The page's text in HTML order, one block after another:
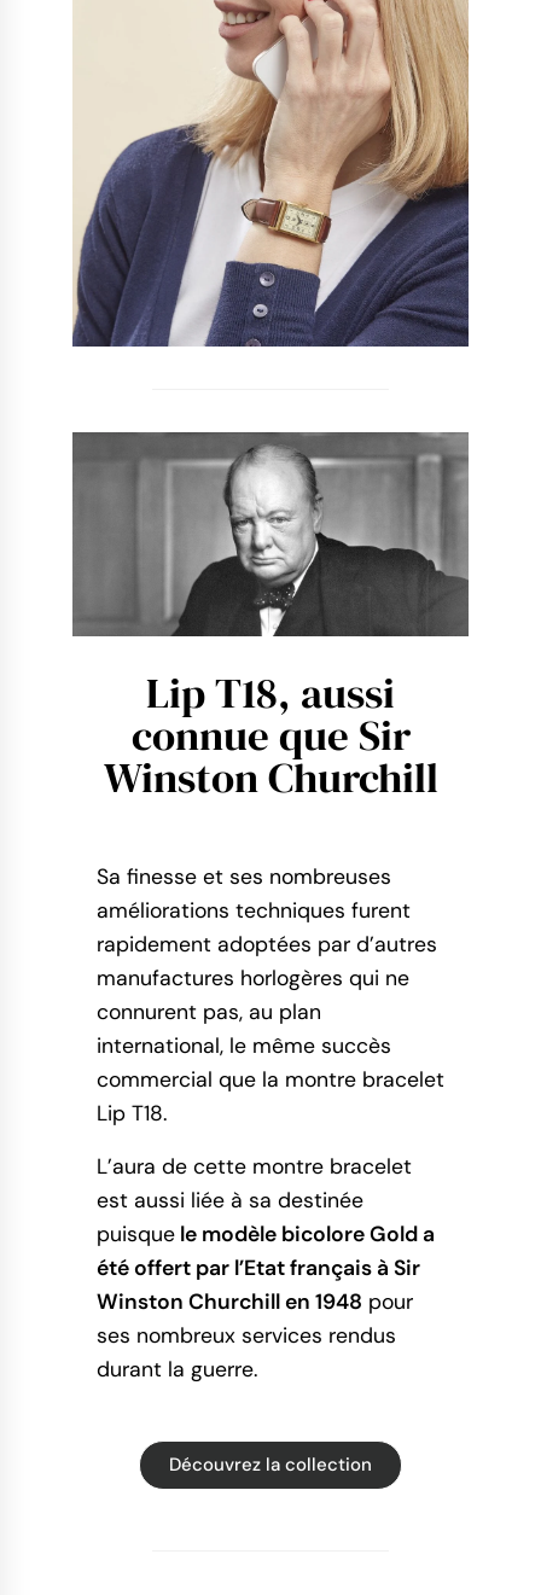
Lip T18, aussi
connue que Sir
Winston Churchill
Sa finesse et ses nombreuses
améliorations techniques furent
rapidement adoptées par d’autres
manufactures horlogères qui ne
connurent pas, au plan
international, le même succès
commercial que la montre bracelet
Lip T18.
L’aura de cette montre bracelet
est aussi liée à sa destinée
puisque le modèle bicolore Gold a
été offert par l’Etat français à Sir
Winston Churchill en 1948 pour
ses nombreux services rendus
durant la guerre.
Découvrez la collection